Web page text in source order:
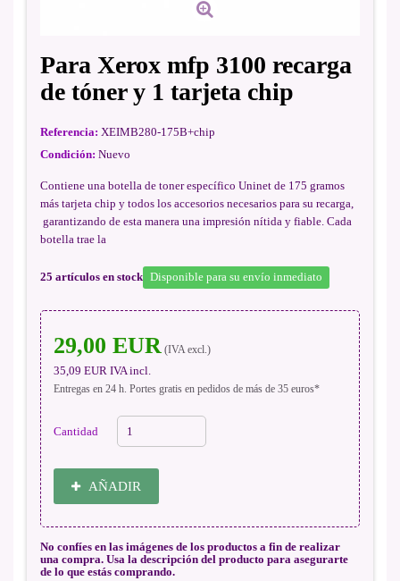
Para Xerox mfp 3100 recarga
de tóner y 1 tarjeta chip
Referencia: XEIMB280-175B+chip
Condición: Nuevo
Contiene una botella de toner específico Uninet de 175 gramos
más tarjeta chip y todos los accesorios necesarios para su recarga,
garantizando de esta manera una impresión nítida y fiable. Cada
botella trae la
25 artículos en stock Disponible para su envío inmediato
29,00 EUR (IVA excl.)
35,09 EUR IVA incl.
Entregas en 24 h. Portes gratis en pedidos de más de 35 euros*
Cantidad
AÑADIR
No confíes en las imágenes de los productos a fin de realizar
una compra. Usa la descripción del producto para asegurarte
de lo que estás comprando.